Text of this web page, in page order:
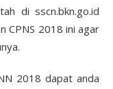
di sscn.bkn.go.id
CPNS 2018 ini agar
2018 dapat anda